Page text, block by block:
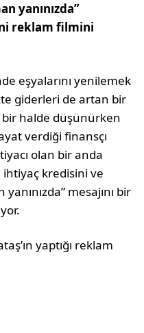
yanınızda”
reklam filmini
eşyalarını yenilemek
giderleri de artan bir
bir halde düşünürken
verdiği finansçı
olan bir anda
kredisini ve
mesajını bir
yaptığı reklam